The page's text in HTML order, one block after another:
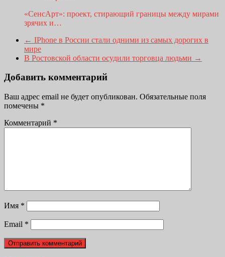
«СенсАрт»: проект, стирающий границы между мирами
зрячих и…
← IPhone в России стали одними из самых дорогих в
мире
В Ростовской области осудили торговца людьми →
Добавить комментарий
Ваш адрес email не будет опубликован. Обязательные поля
помечены *
Комментарий *
Имя *
Email *